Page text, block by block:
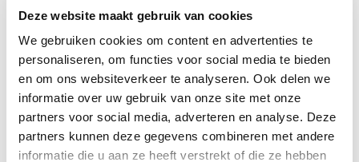
Deze website maakt gebruik van cookies
We gebruiken cookies om content en advertenties te
personaliseren, om functies voor social media te bieden
en om ons websiteverkeer te analyseren. Ook delen we
informatie over uw gebruik van onze site met onze
partners voor social media, adverteren en analyse. Deze
partners kunnen deze gegevens combineren met andere
informatie die u aan ze heeft verstrekt of die ze hebben
Dynamobel Viva Forum bank
Vanaf €€€